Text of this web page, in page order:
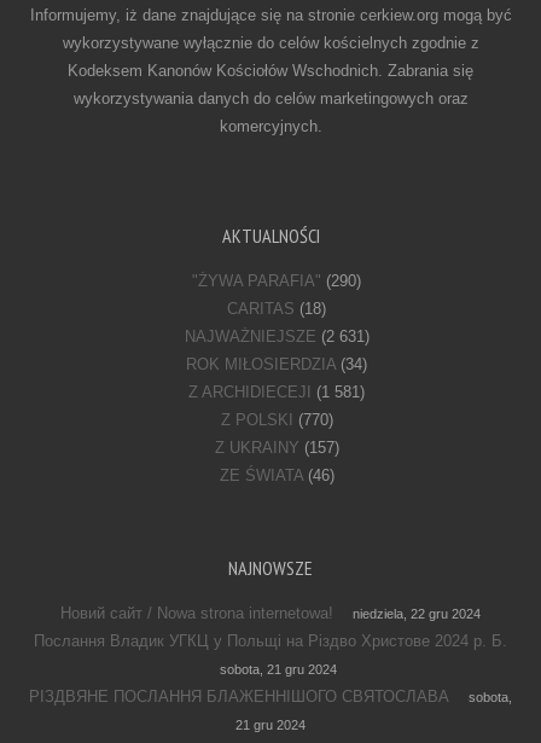
Informujemy, iż dane znajdujące się na stronie cerkiew.org mogą być
wykorzystywane wyłącznie do celów kościelnych zgodnie z
Kodeksem Kanonów Kościołów Wschodnich. Zabrania się
wykorzystywania danych do celów marketingowych oraz
komercyjnych.
AKTUALNOŚCI
"ŻYWA PARAFIA" (290)
CARITAS (18)
NAJWAŻNIEJSZE (2 631)
ROK MIŁOSIERDZIA(34)
Z ARCHIDIECEJI
(1 581)
Z POLSKI
(770)
Z UKRAINY (157)
ZE ŚWIATA(46)
NAJNOWSZE
Новий сайт / Nowa strona internetowa! niedziela, 22 gru 2024
Послання Владик УГКЦ у Польщі на Різдво Христове 2024 р. Б.
sobota, 21 gru 2024
РІЗДВЯНЕ ПОСЛАННЯ БЛАЖЕННІШОГО СВЯТОСЛАВА
sobota,
21 gru 2024